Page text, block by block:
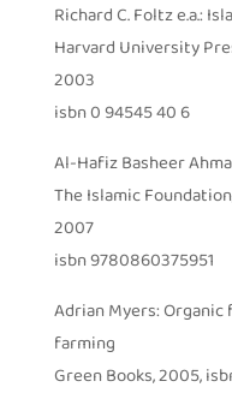
Richard C. Foltz e.a.:
Harvard University
2003
isbn 0 94545 40 6
Al-Hafiz Basheer
The Islamic
2007
isbn 9780860375951
Adrian Myers:
farming
Green Books, 2005,